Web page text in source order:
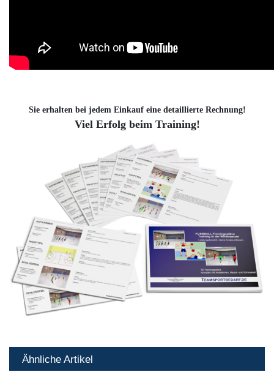
Sie erhalten bei jedem Einkauf eine detaillierte Rechnung!
Viel Erfolg beim Training!
Ähnliche Artikel